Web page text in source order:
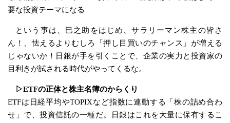
要な投資テーマになる
という事は、巳之助をはじめ、サラリーマン株主の皆さ
ん！、怯えるよりむしろ「押し目買いのチャンス」が増える
じゃないか！日銀が手を引くことで、企業の実力と投資家の
目利きが試される時代がやってくるな。
▷ETFの正体と株主名簿のからくり
ETFは日経平均やTOPIXなど指数に連動する「株の詰め合わ
せ」で、投資信託の一種だ。日銀はこれを大量に保有するこ